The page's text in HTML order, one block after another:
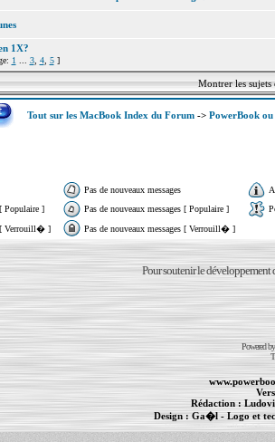
1X?
1 3, 4, 5]
Montrer les
Tout sur les MacBook Index du Forum-> PowerBook
Pas de nouveaux messages
Populaire ]
Pas de nouveaux messages [ Populaire ]
[ Verrouill� ]
Pas de nouveaux messages [ Verrouill� ]
Pour soutenir le développement
Powered
Rédaction :
Design :Ga�l- Logo et
Informations : MacBook Pro-